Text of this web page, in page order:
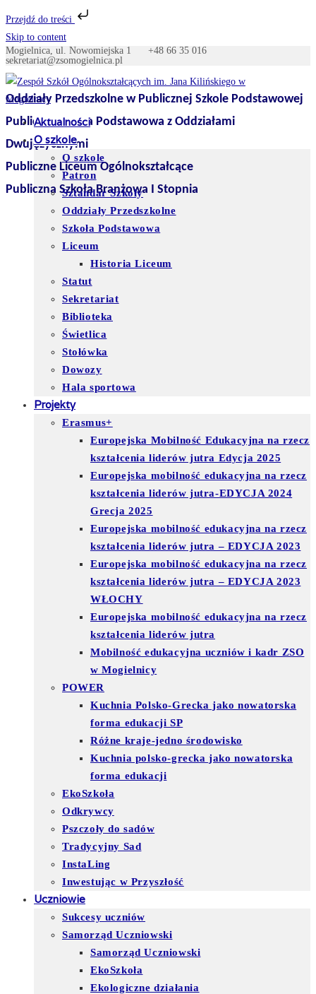
Przejdź do treści
Skip to content
Mogielnica, ul. Nowomiejska 1 +48 66 35 016
sekretariat@zsomogielnica.pl
Oddziały Przedszkolne w Publicznej Szkole Podstawowej
Publiczna Szkoła Podstawowa z Oddziałami
Dwujęzycznymi
Publiczne Liceum Ogólnokształcące
Publiczna Szkoła Branżowa I Stopnia
Aktualności
O szkole
O szkole
Patron
Sztandar Szkoły
Oddziały Przedszkolne
Szkoła Podstawowa
Liceum
Historia Liceum
Statut
Sekretariat
Biblioteka
Świetlica
Stołówka
Dowozy
Hala sportowa
Projekty
Erasmus+
Europejska Mobilność Edukacyjna na rzecz
kształcenia liderów jutra Edycja 2025
Europejska mobilność edukacyjna na rzecz
kształcenia liderów jutra-EDYCJA 2024
Grecja 2025
Europejska mobilność edukacyjna na rzecz
kształcenia liderów jutra – EDYCJA 2023
Europejska mobilność edukacyjna na rzecz
kształcenia liderów jutra – EDYCJA 2023
WŁOCHY
Europejska mobilność edukacyjna na rzecz
kształcenia liderów jutra
Mobilność edukacyjna uczniów i kadr ZSO
w Mogielnicy
POWER
Kuchnia Polsko-Grecka jako nowatorska
forma edukacji SP
Różne kraje-jedno środowisko
Kuchnia polsko-grecka jako nowatorska
forma edukacji
EkoSzkoła
Odkrywcy
Pszczoły do sadów
Tradycyjny Sad
InstaLing
Inwestując w Przyszłość
Uczniowie
Sukcesy uczniów
Samorząd Uczniowski
Samorząd Uczniowski
EkoSzkoła
Ekologiczne działania